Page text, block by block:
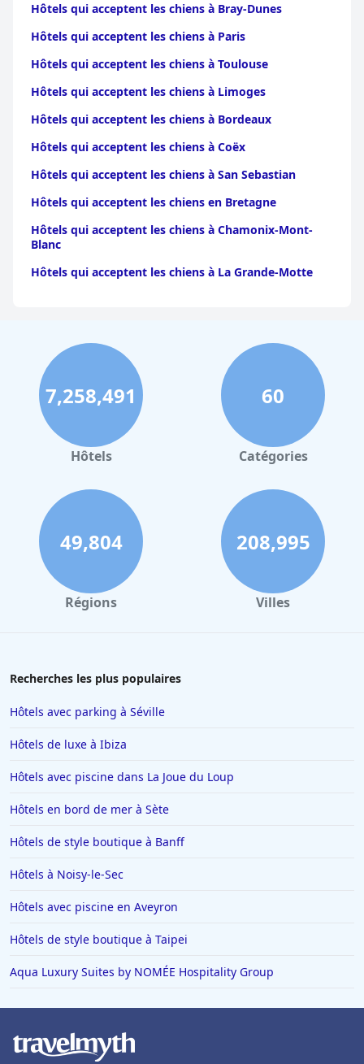
Hôtels qui acceptent les chiens à Bray-Dunes
Hôtels qui acceptent les chiens à Paris
Hôtels qui acceptent les chiens à Toulouse
Hôtels qui acceptent les chiens à Limoges
Hôtels qui acceptent les chiens à Bordeaux
Hôtels qui acceptent les chiens à Coëx
Hôtels qui acceptent les chiens à San Sebastian
Hôtels qui acceptent les chiens en Bretagne
Hôtels qui acceptent les chiens à Chamonix-Mont-
Blanc
Hôtels qui acceptent les chiens à La Grande-Motte
Hôtels qui acceptent les chiens à Lyon
Hôtels qui acceptent les chiens à Dieppe
Hôtels qui acceptent les chiens à Troyes
Hôtels qui acceptent les chiens en Basse-Normandie
Hôtels qui acceptent les chiens en Haute-Normandie
Hôtels qui acceptent les chiens à Brest
Hôtels qui acceptent les chiens à Menton
Hôtels qui acceptent les chiens à Niort
Hôtels qui acceptent les chiens dans le Finistère
Hôtels qui acceptent les chiens au Touquet-Paris-
Hôtels qui acceptent les chiens à Toulon
Hôtels qui acceptent les chiens à Cannes
7,258,491
Hôtels
60
Catégories
49,804
Régions
208,995
Villes
Recherches les plus populaires
Hôtels avec parking à Séville
Hôtels de luxe à Ibiza
Hôtels avec piscine dans La Joue du Loup
Hôtels en bord de mer à Sète
Hôtels de style boutique à Banff
Hôtels à Noisy-le-Sec
Hôtels avec piscine en Aveyron
Hôtels de style boutique à Taipei
Aqua Luxury Suites by NOMÉE Hospitality Group